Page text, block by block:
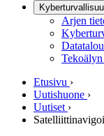
Arjen
Etusivu ›
Uutishuone ›
Uutiset ›